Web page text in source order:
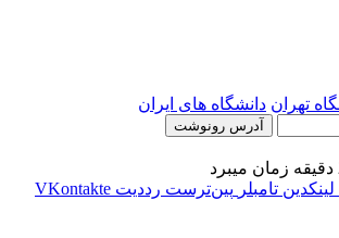
تهران دانشگاه های ایران
آدرس رونوشت
لینکدین ‫تامبلر ‫پین‌ترست ‫رددیت ‫VKontakte